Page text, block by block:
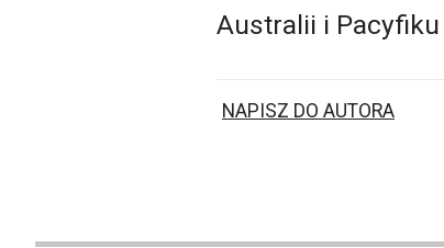
Australii i
NAPISZ DO AUTORA